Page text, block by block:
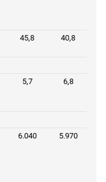
45,8 40,8
5,7 6,8
6.040 5.970